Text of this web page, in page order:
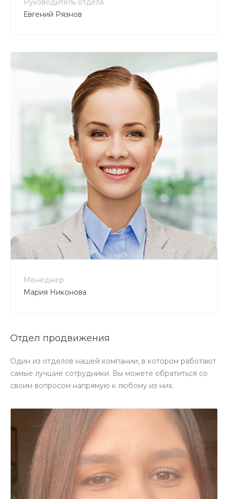
Руководитель отдела
Евгений Рязнов
Менеджер
Мария Никонова
Отдел продвижения
Один из отделов нашей компании, в котором работают
самые лучшие сотрудники. Вы можете обратиться со
своим вопросом напрямую к любому из них.